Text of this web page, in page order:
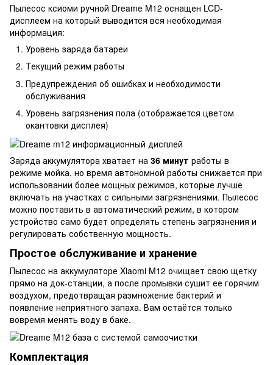
Пылесос ксиоми ручной Dreame M12 оснащен LCD-
дисплеем на который выводится вся необходимая
информация:
Уровень заряда батареи
Текущий режим работы
Предупреждения об ошибках и необходимости
обслуживания
Уровень загрязнения пола (отображается цветом
окантовки дисплея)
Заряда аккумулятора хватает на 36 минут работы в
режиме мойка, но время автономной работы снижается при
использовании более мощных режимов, которые лучше
включать на участках с сильными загрязнениями. Пылесос
можно поставить в автоматический режим, в котором
устройство само будет определять степень загрязнения и
регулировать собственную мощность.
Простое обслуживание и хранение
Пылесос на аккумуляторе Xiaomi M12 очищает свою щетку
прямо на док-станции, а после промывки сушит ее горячим
воздухом, предотвращая размножение бактерий и
появление неприятного запаха. Вам остаётся только
вовремя менять воду в баке.
Комплектация